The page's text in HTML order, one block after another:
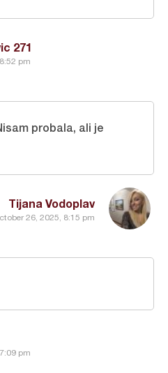
271
pm
Tijana Vodoplav
26, 2025, 8:15 pm
probala, ali je
pm